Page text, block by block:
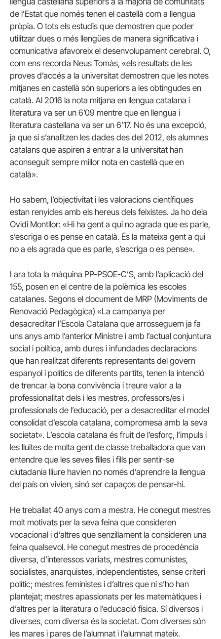
de l’Estat que només tenen el castellà com a llengua
pròpia. O tots els estudis que demostren que poder
utilitzar dues o més llengües de manera significativa i
comunicativa afavoreix el desenvolupament cerebral. O,
com ens recorda Neus Tomàs, «els resultats de les
proves d’accés a la universitat demostren que les notes
mitjanes en castellà són superiors a les obtingudes en
català. Al 2016 la nota mitjana en llengua catalana i
literatura va ser un 6’09 mentre que en llengua i
literatura castellana va ser un 6’17. No és una excepció,
ja que si s’analitzen les dades des del 2012, els alumnes
catalans que aspiren a entrar a la universitat han
aconseguit sempre millor nota en castellà que en
català».
Ho sabem, l’objectivitat i les valoracions científiques
estan renyides amb els hereus dels feixistes. Ja ho deia
Ovidi Montllor: «Hi ha gent a qui no agrada que es parle,
s’escriga o es pense en català. És la mateixa gent a qui
no a els agrada que es parle, s’escriga o es pense».
I ara tota la màquina PP-PSOE-C’S, amb l’aplicació del
155, posen en el centre de la polèmica les escoles
catalanes. Segons el document de MRP (Moviments de
Renovació Pedagògica) «La campanya per
desacreditar l’Escola Catalana que arrosseguem ja fa
uns anys amb l’anterior Ministre i amb l’actual conjuntura
social i política, amb dures i infundades declaracions
que han realitzat diferents representants del govern
espanyol i polítics de diferents partits, tenen la intenció
de trencar la bona convivència i treure valor a la
professionalitat dels i les mestres, professors/es i
professionals de l’educació, per a desacreditar el model
consolidat d’escola catalana, compromesa amb la seva
societat». L’escola catalana és fruit de l’esforç, l’impuls i
les lluites de molta gent de classe treballadora que van
entendre que les seves filles i fills per sentir-se
ciutadania lliure havien no només d’aprendre la llengua
del país on vivien, sinó ser capaços de pensar-hi.
He treballat 40 anys com a mestra. He conegut mestres
molt motivats per la seva feina que consideren
vocacional i d’altres que senzillament la consideren una
feina qualsevol. He conegut mestres de procedència
diversa, d’interessos variats, mestres comunistes,
socialistes, anarquistes, independentistes, sense criteri
polític; mestres feministes i d’altres que ni s’ho han
plantejat; mestres apassionats per les matemàtiques i
d’altres per la literatura o l’educació física. Sí diversos i
diverses, com diversa és la societat. Com diverses són
les mares i pares de l’alumnat i l’alumnat mateix.